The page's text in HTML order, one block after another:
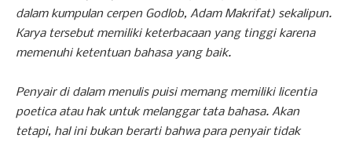
dalam kumpulan cerpen Godlob, Adam Makrifat) sekalipun.
Karya tersebut memiliki keterbacaan yang tinggi karena
memenuhi ketentuan bahasa yang baik.
Penyair di dalam menulis puisi memang memiliki licentia
poetica atau hak untuk melanggar tata bahasa. Akan
tetapi, hal ini bukan berarti bahwa para penyair tidak